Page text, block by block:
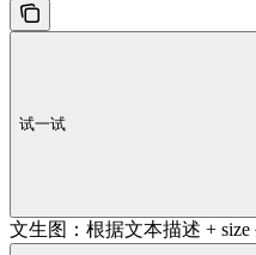
试一试
文生图：根据文本描述 +